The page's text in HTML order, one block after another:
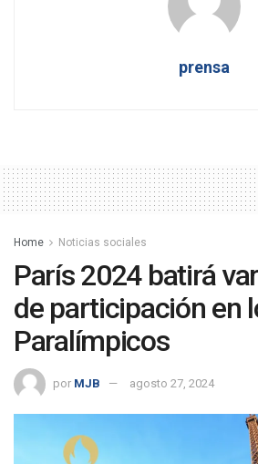
prensa
Home Noticias sociales
París 2024 batirá
de participación en
Paralímpicos
por MJB agosto 27, 2024